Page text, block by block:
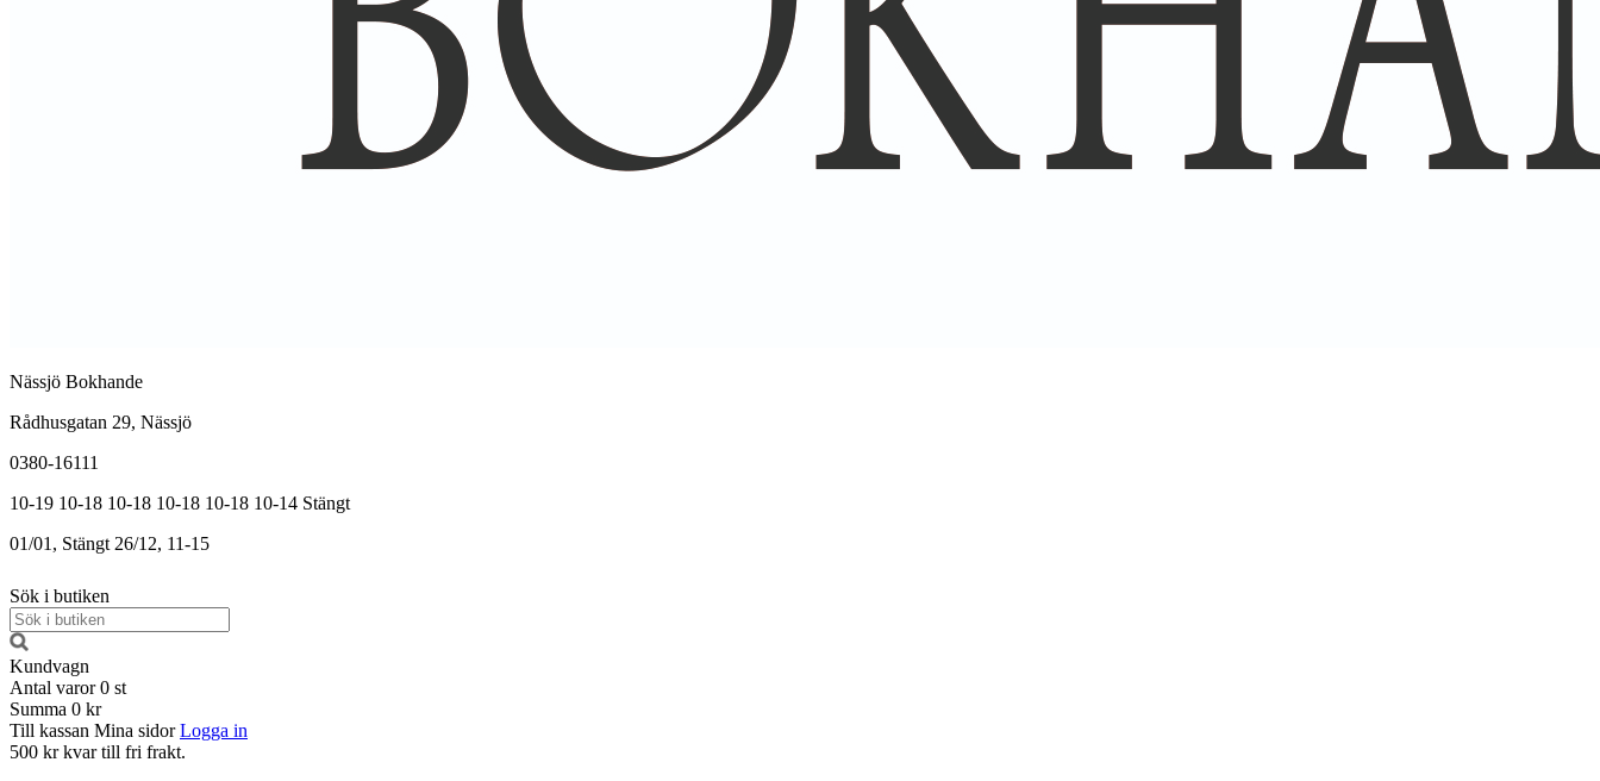
Nässjö Bokhande
Rådhusgatan 29, Nässjö
0380-16111
10-19 10-18 10-18 10-18 10-18 10-14 Stängt
01/01, Stängt 26/12, 11-15
Sök i butiken
Kundvagn
Antal varor 0 st
Summa 0 kr
Till kassan Mina sidor Logga in
500 kr kvar till fri frakt.